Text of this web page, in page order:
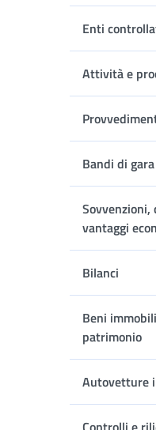
Enti
Attività e
Bandi di
vantaggi
Bilanci
Apri
Beni
patrimonio
Autovetture